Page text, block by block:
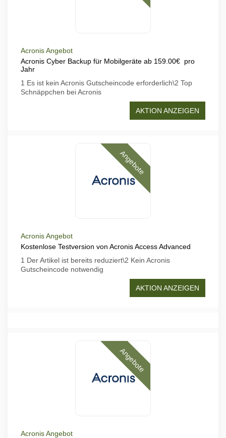
Acronis Angebot
Acronis Cyber Backup für Mobilgeräte ab 159.00€ pro
Jahr
1 Es ist kein Acronis Gutscheincode erforderlich\2 Top
Schnäppchen bei Acronis
AKTION ANZEIGEN
Angebote
Acronis Angebot
Kostenlose Testversion von Acronis Access Advanced
1 Der Artikel ist bereits reduziert\2 Kein Acronis
Gutscheincode notwendig
AKTION ANZEIGEN
Angebote
Acronis Angebot